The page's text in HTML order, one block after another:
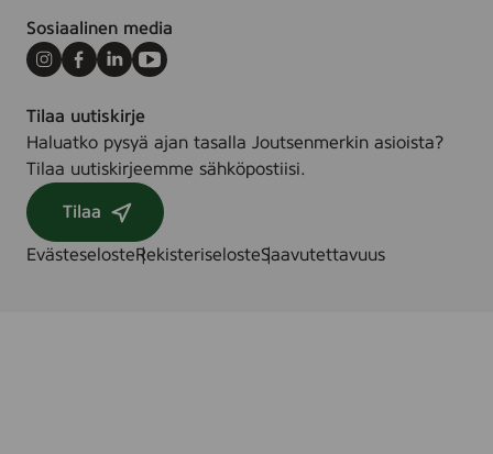
Sosiaalinen media
Instagram
Facebook
LinkedInYoutube
Tilaa uutiskirje
Haluatko pysyä ajan tasalla Joutsenmerkin asioista?
Tilaa uutiskirjeemme sähköpostiisi.
Tilaa
EvästeselosteRekisteriselosteSaavutettavuus